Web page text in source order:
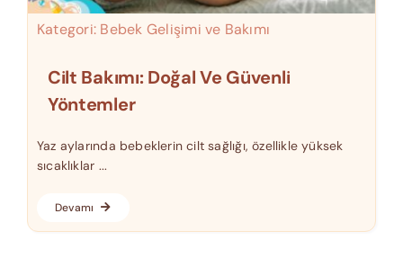
Kategori: Bebek Gelişimi ve Bakımı
Cilt Bakımı: Doğal Ve Güvenli
Yöntemler
Yaz aylarında bebeklerin cilt sağlığı, özellikle yüksek
sıcaklıklar ...
Devamı